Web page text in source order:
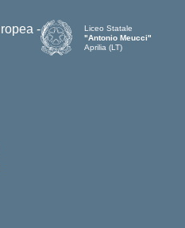
Liceo Statale
"Antonio Meucci"
Aprilia (LT)